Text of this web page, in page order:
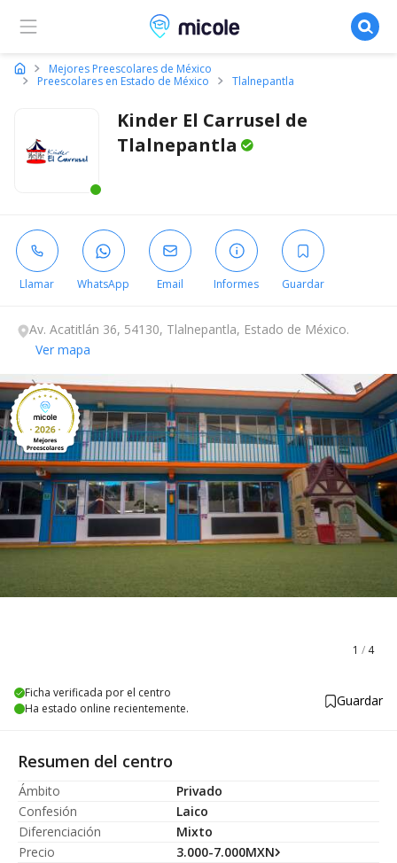
Micole, buscador de colegios
Mejores Preescolares de México
Preescolares en Estado de México
Tlalnepantla
Kinder El Carrusel de
Tlalnepantla
Llamar WhatsApp Email Informes Guardar
Av. Acatitlán 36, 54130, Tlalnepantla, Estado de México.
Ver mapa
1 / 4
Ficha verificada por el centro
Ha estado online recientemente.
Guardar
Resumen del centro
Ámbito
Privado
Confesión
Laico
Diferenciación
Mixto
Precio
3.000-7.000MXN